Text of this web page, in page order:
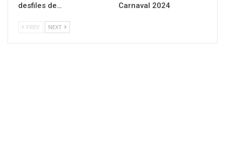
desfiles de…
Carnaval 2024
PREV NEXT